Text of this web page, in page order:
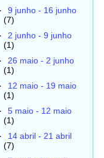
9 junho - 16 junho
(7)
2 junho - 9 junho
(1)
26 maio - 2 junho
(1)
12 maio - 19 maio
(1)
5 maio - 12 maio
(1)
14 abril - 21 abril
(7)